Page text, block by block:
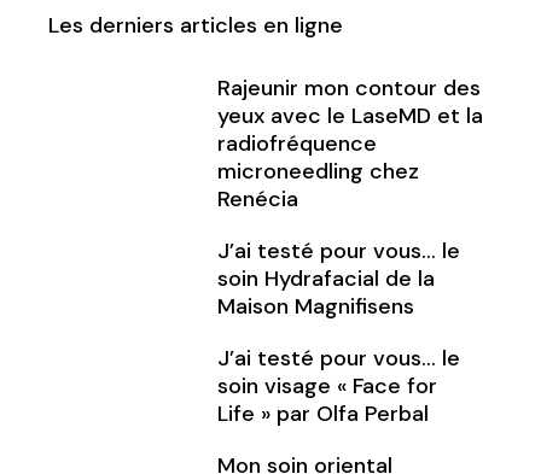
Les derniers articles en ligne
Rajeunir mon contour des
yeux avec le LaseMD et la
radiofréquence
microneedling chez
Renécia
J’ai testé pour vous… le
soin Hydrafacial de la
Maison Magnifisens
J’ai testé pour vous… le
soin visage « Face for
Life » par Olfa Perbal
Mon soin oriental